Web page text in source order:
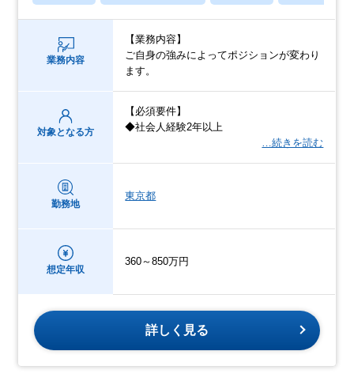
業務内容
【業務内容】
ご自身の強みによってポジションが変わり
ます。
対象となる方
【必須要件】
◆社会人経験2年以上
…続きを読む
勤務地
東京都
想定年収
360～850万円
詳しく見る